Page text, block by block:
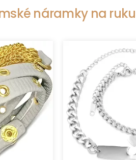
náramky na ruku